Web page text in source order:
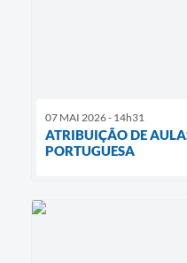
07 MAI 2026 - 14h31
ATRIBUIÇÃO DE
PORTUGUESA